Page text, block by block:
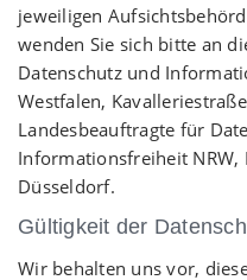
jeweiligen
wenden Sie sich bitte an
Datenschutz und
Westfalen,
Landesbeauftragte für
Informationsfreiheit NRW,
Düsseldorf.
Gültigkeit der
Wir behalten uns vor,